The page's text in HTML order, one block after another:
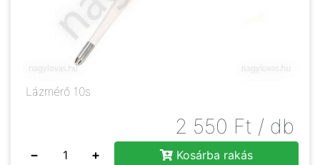
Lázmérő 10s
2 550 Ft / db
− +
Kosárba rakás